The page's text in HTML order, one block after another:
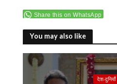
e
b
o
o
k
itt
er
p
y
Li
n
k
at
A
p
p
Share this on WhatsApp
You may also like
देश-दुनियाँ